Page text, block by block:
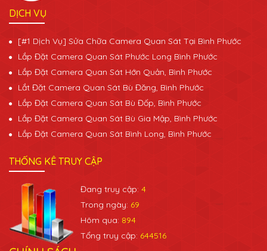
DỊCH VỤ
[#1 Dịch Vụ] Sửa Chữa Camera Quan Sát Tại Bình Phước
Lắp Đặt Camera Quan Sát Phước Long Bình Phước
Lắp Đặt Camera Quan Sát Hớn Quản, Bình Phước
Lắt Đặt Camera Quan Sát Bù Đăng, Bình Phước
Lắp Đặt Camera Quan Sát Bù Đốp, Bình Phước
Lắp Đặt Camera Quan Sát Bù Gia Mập, Bình Phước
Lắp Đặt Camera Quan Sát Bình Long, Bình Phước
THỐNG KÊ TRUY CẬP
Đang truy cập: 4
Trong ngày: 69
Hôm qua: 894
Tổng truy cập: 644516